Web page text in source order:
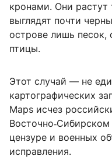
кронами. Они растут
выглядят почти
острове лишь
птицы.
Этот случай — не
картографических
Maps исчез
цензуре и военных
исправления.